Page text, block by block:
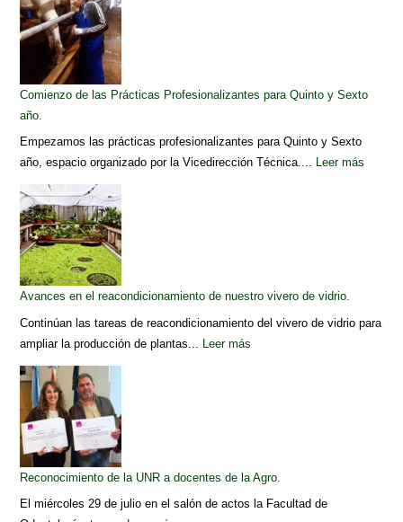
Comienzo de las Prácticas Profesionalizantes para Quinto y Sexto
año.
Empezamos las prácticas profesionalizantes para Quinto y Sexto
año, espacio organizado por la Vicedirección Técnica.... Leer más
Avances en el reacondicionamiento de nuestro vivero de vidrio.
Continúan las tareas de reacondicionamiento del vivero de vidrio para
ampliar la producción de plantas...
Leer más
Reconocimiento de la UNR a docentes de la Agro.
El miércoles 29 de julio en el salón de actos la Facultad de